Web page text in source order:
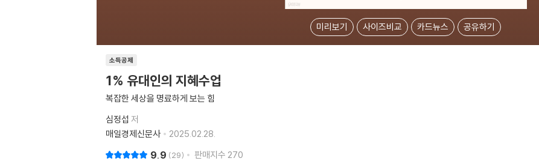
미리보기 사이즈비교 카드뉴스 공유하기
소득공제
1% 유대인의 지혜수업
복잡한 세상을 명료하게 보는 힘
심정섭 저
매일경제신문사
2025.02.28.
9.9 29 판매지수 270